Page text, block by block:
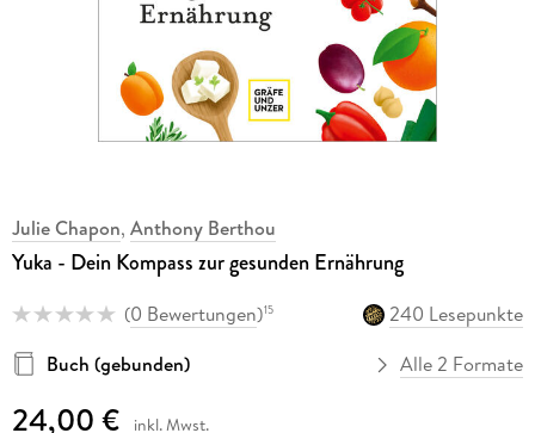
Julie Chapon, Anthony Berthou
Yuka - Dein Kompass zur gesunden Ernährung
(0 Bewertungen)15
240 Lesepunkte
Buch (gebunden)
Alle 2 Formate
24,00 € inkl. Mwst.